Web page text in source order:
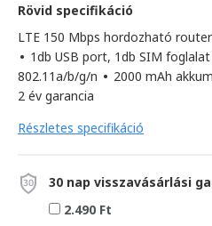
Rövid specifikáció
LTE 150 Mbps hordozható router
• 1db USB port, 1db SIM
802.11a/b/g/n • 2000 mAh
2 év garancia
Részletes specifikáció
30 nap visszavásárlási
2.490 Ft